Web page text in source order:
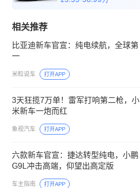
相关推荐
比亚迪新车官宣：纯电续航，全球第
一
米粒说车 打开APP
3天狂揽7万单！雷军打响第二枪，小
米新车一炮而红
象视汽车 打开APP
六款新车官宣：捷达转型纯电，小鹏
G9L冲击高端，仰望出高定版
车主指南 打开APP